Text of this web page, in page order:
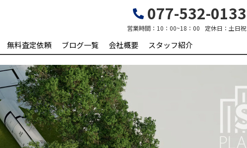
077-532-0133
営業時間： 10：00~18：00 定休日： 土日祝
無料査定依頼 ブログ一覧 会社概要 スタッフ紹介